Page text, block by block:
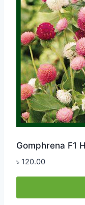
Gomphrena F1
৳ 120.00